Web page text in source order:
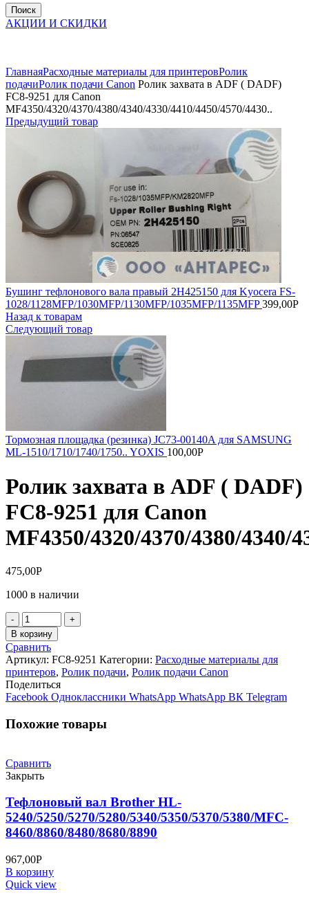
Поиск
АКЦИИ И СКИДКИ
ГлавнаяРасходные материалы для принтеровРолик
подачиРолик подачи Canon Ролик захвата в ADF ( DADF)
FC8-9251 для Canon
MF4350/4320/4370/4380/4340/4330/4410/4450/4570/4430..
Предыдущий товар
Бушинг тефлонового вала правый 2H425150 для Kyocera FS-
1028/1128MFP/1030MFP/1130MFP/1035MFP/1135MFP399,00Р
Назад к товарам
Следующий товар
Тормозная площадка (резинка) JC73-00140A для SAMSUNG
ML-1510/1710/1740/1750.. YOXIS 100,00Р
Ролик захвата в ADF ( DADF)
FC8-9251 для Canon
MF4350/4320/4370/4380/4340/
475,00Р
1000 в наличии
Количество
товара
Ролик
захвата
в
ADF
(
DADF)
9251
MF4350/4320/4370/4380/4340/4330/4410/4450/4570/4430..
В корзину
Сравнить
Артикул: FC8-9251 Категории: Расходные материалы для
принтеров, Ролик подачи, Ролик подачи Canon
Поделиться
Facebook Одноклассники WhatsApp WhatsApp ВК Telegram
Похожие товары
Сравнить
Закрыть
Тефлоновый вал Brother HL-
5240/5250/5270/5280/5340/5350/5370/5380/MFC-
8460/8860/8480/8680/8890
967,00Р
В корзину
Quick view